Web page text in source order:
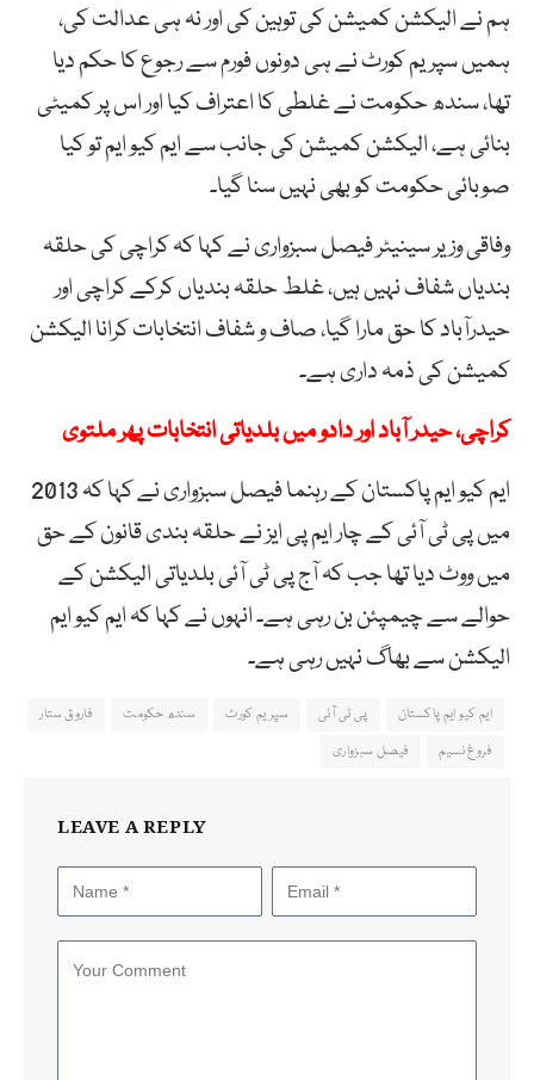
ہم نے الیکشن کمیشن کی توہین کی اور نہ ہی عدالت کی،
ہمیں سپریم کورٹ نے ہی دونوں فورم سے رجوع کا حکم دیا
تھا، سندھ حکومت نے غلطی کا اعتراف کیا اور اس پر کمیٹی
بنائی ہے، الیکشن کمیشن کی جانب سے ایم کیو ایم تو کیا
صوبائی حکومت کو بھی نہیں سنا گیا۔
وفاقی وزیر سینیٹر فیصل سبزواری نے کہا کہ کراچی کی حلقہ
بندیاں شفاف نہیں ہیں، غلط حلقہ بندیاں کرکے کراچی اور
حیدرآباد کا حق مارا گیا، صاف و شفاف انتخابات کرانا الیکشن
کمیشن کی ذمہ داری ہے۔
کراچی، حیدر آباد اور دادو میں بلدیاتی انتخابات پھر ملتوی
ایم کیو ایم پاکستان کے رہنما فیصل سبزواری نے کہا کہ 2013
میں پی ٹی آئی کے چار ایم پی ایز نے حلقہ بندی قانون کے حق
میں ووٹ دیا تھا جب کہ آج پی ٹی آئی بلدیاتی الیکشن کے
حوالے سے چیمپئن بن رہی ہے۔ انہوں نے کہا کہ ایم کیو ایم
الیکشن سے بھاگ نہیں رہی ہے۔
ایم کیو ایم پاکستان پی ٹی آئی سپریم کورٹ سندھ حکومت
فاروق ستار
فروغ نسیم
فیصل سبزواری
LEAVE A REPLY